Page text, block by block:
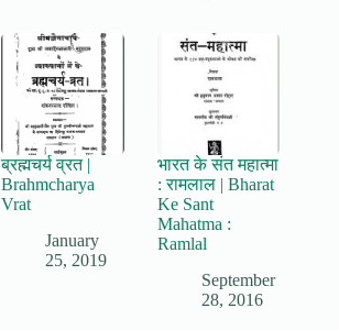
ब्रह्मचर्य व्रत |
Brahmcharya
Vrat
January
25, 2019
भारत के संत महात्मा
: रामलाल | Bharat
Ke Sant
Mahatma :
Ramlal
September
28, 2016